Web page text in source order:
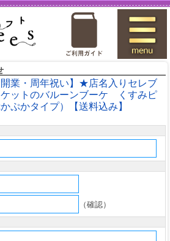
開業・周年祝い】★店名入りセレブ
ケットのバルーンブーケ くすみピ
ぷかタイプ）【送料込み】
（確認）